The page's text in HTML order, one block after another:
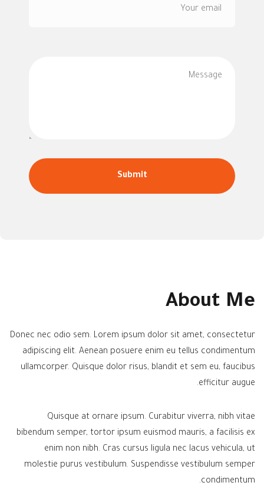
About Me
Donec nec odio sem. Lorem ipsum dolor sit amet, consectetur
adipiscing elit. Aenean posuere enim eu tellus condimentum
ullamcorper. Quisque dolor risus, blandit et sem eu, faucibus
efficitur augue.
Quisque at ornare ipsum. Curabitur viverra, nibh vitae
bibendum semper, tortor ipsum euismod mauris, a facilisis ex
enim non nibh. Cras cursus ligula nec lacus vehicula, ut
molestie purus vestibulum. Suspendisse vestibulum semper
condimentum.